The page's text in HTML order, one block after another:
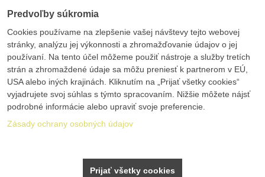
Predvoľby súkromia
Cookies používame na zlepšenie vašej návštevy tejto webovej
stránky, analýzu jej výkonnosti a zhromažďovanie údajov o jej
používaní. Na tento účel môžeme použiť nástroje a služby tretích
strán a zhromaždené údaje sa môžu preniesť k partnerom v EÚ,
USA alebo iných krajinách. Kliknutím na „Prijať všetky cookies“
vyjadrujete svoj súhlas s týmto spracovaním. Nižšie môžete nájsť
podrobné informácie alebo upraviť svoje preferencie.
Zásady ochrany osobných údajov
Prijať všetky cookies